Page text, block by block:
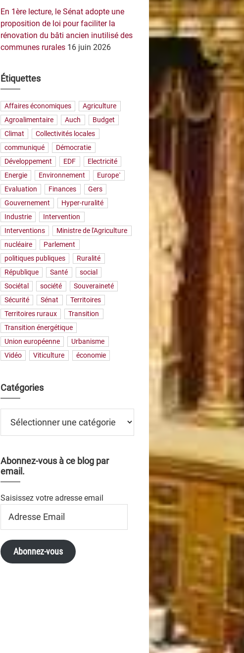
En 1ère lecture, le Sénat adopte une
proposition de loi pour faciliter la
rénovation du bâti ancien inutilisé des
communes rurales 16 juin 2026
Étiquettes
Affaires économiques
Agriculture
Agroalimentaire
Auch
Budget
Climat
Collectivités locales
communiqué
Démocratie
Développement
EDF
Electricité
Energie
Environnement
Europe`
Evaluation
Finances
Gers
Gouvernement
Hyper-ruralité
Industrie
Intervention
Interventions
Ministre de l'Agriculture
nucléaire
Parlement
politiques publiques
Ruralité
République
Santé
social
Sociétal
société
Souveraineté
Sécurité
Sénat
Territoires
Territoires ruraux
Transition
Transition énergétique
Union européenne
Urbanisme
Vidéo
Viticulture économie
Catégories
Abonnez-vous à ce blog par
email.
Saisissez votre adresse email
Email
Abonnez-vous